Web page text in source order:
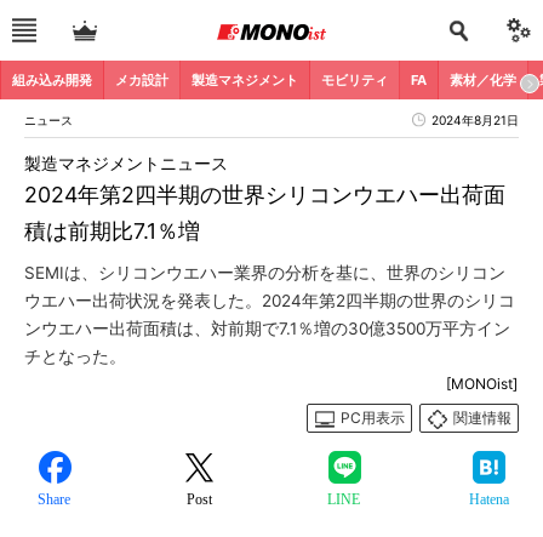
組み込み開発 メカ設計 製造マネジメント モビリティ FA 素材／化学
ニュース 2024年8月21日
2024年第2四半期の世界シリコンウエハー出荷面
積は前期比7.1％増
製造マネジメントニュース
SEMIは、シリコンウエハー業界の分析を基に、世界のシリコン
ウエハー出荷状況を発表した。2024年第2四半期の世界のシリコ
ンウエハー出荷面積は、対前期で7.1％増の30億3500万平方イン
チとなった。
[MONOist]
PC用表示
関連情報
Share Post LINE Hatena